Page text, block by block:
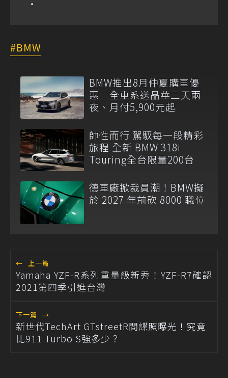
BMW
BMW推出8月仲夏購車優
惠 全車系送晶華三天兩
夜、月付5,900元起
帥性而行 駕馭每一段精彩
旅程 全新 BMW 318i
Touring全台限量200台
德車廠掀裁員潮！BMW擬
於 2027 年前砍 8000 職位
← 上一篇
Yamaha YZF-R系列重量級新秀！YZF-R7確認
2021第四季引進台灣
下一篇 →
新世代TechArt GTstreetR間諜照曝光！究竟
比911 Turbo S強多少？